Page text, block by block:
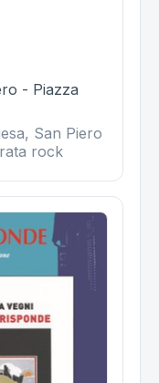
- Piazza
San Piero
rock